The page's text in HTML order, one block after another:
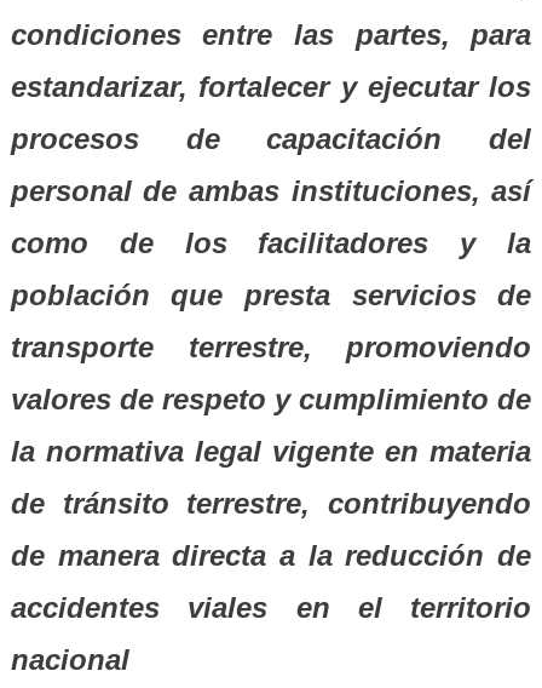
condiciones entre las partes, para
estandarizar, fortalecer y ejecutar los
procesos de capacitación del
personal de ambas instituciones, así
como de los facilitadores y la
población que presta servicios de
transporte terrestre, promoviendo
valores de respeto y cumplimiento de
la normativa legal vigente en materia
de tránsito terrestre, contribuyendo
de manera directa a la reducción de
accidentes viales en el territorio
nacional